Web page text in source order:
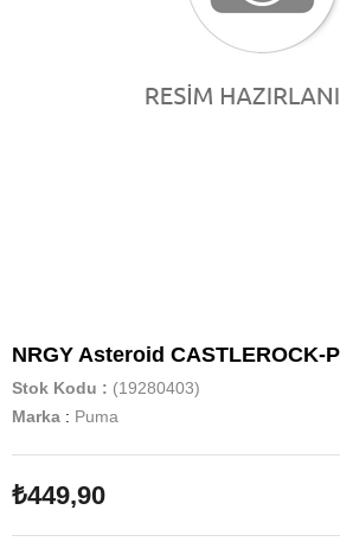
NRGY Asteroid CASTLEROCK-
Stok Kodu
(19280403)
Marka : Puma
₺449,90